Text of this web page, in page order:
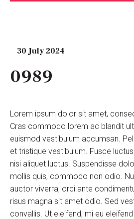
30 July 2024
0989
Lorem ipsum dolor sit amet,
Cras commodo lorem ac blandit
euismod vestibulum accumsan.
et tristique vestibulum. Fusce
nisi aliquet luctus. Suspendisse
mollis quis, commodo non odio.
auctor viverra, orci ante
risus magna sit amet odio. Sed
convallis. Ut eleifend, mi eu